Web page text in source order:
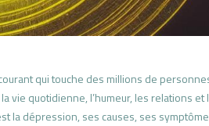
qui touche des millions de
vie quotidienne, l’humeur, les relations et
la dépression, ses causes, ses